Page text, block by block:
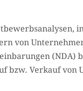
von
(NDA)
bzw. Verkauf von